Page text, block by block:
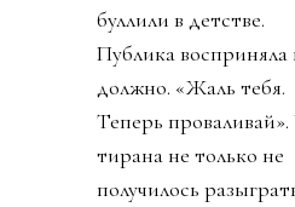
буллили в детстве.
Публика восприняла
должно. «Жаль тебя.
Теперь
тирана не только не
получилось